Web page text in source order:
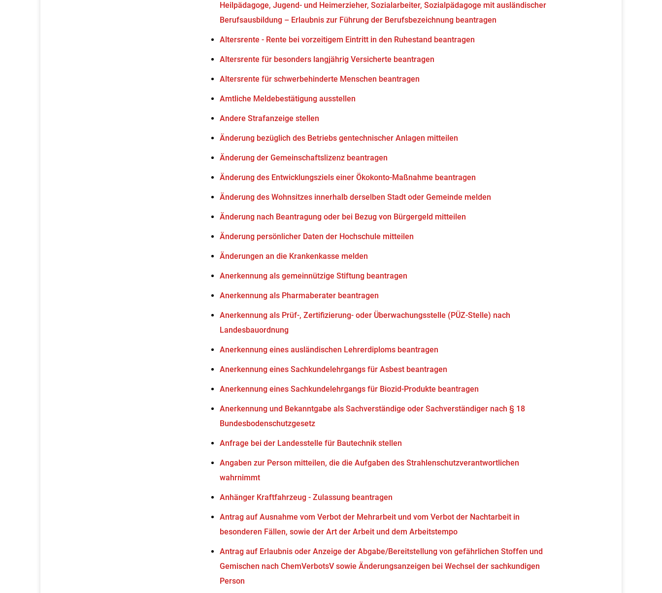
Heilpädagoge, Jugend- und Heimerzieher, Sozialarbeiter, Sozialpädagoge mit ausländischer
Berufsausbildung – Erlaubnis zur Führung der Berufsbezeichnung beantragen
Altersrente - Rente bei vorzeitigem Eintritt in den Ruhestand beantragen
Altersrente für besonders langjährig Versicherte beantragen
Altersrente für schwerbehinderte Menschen beantragen
Amtliche Meldebestätigung ausstellen
Andere Strafanzeige stellen
Änderung bezüglich des Betriebs gentechnischer Anlagen mitteilen
Änderung der Gemeinschaftslizenz beantragen
Änderung des Entwicklungsziels einer Ökokonto-Maßnahme beantragen
Änderung des Wohnsitzes innerhalb derselben Stadt oder Gemeinde melden
Änderung nach Beantragung oder bei Bezug von Bürgergeld mitteilen
Änderung persönlicher Daten der Hochschule mitteilen
Änderungen an die Krankenkasse melden
Anerkennung als gemeinnützige Stiftung beantragen
Anerkennung als Pharmaberater beantragen
Anerkennung als Prüf-, Zertifizierung- oder Überwachungsstelle (PÜZ-Stelle) nach
Landesbauordnung
Anerkennung eines ausländischen Lehrerdiploms beantragen
Anerkennung eines Sachkundelehrgangs für Asbest beantragen
Anerkennung eines Sachkundelehrgangs für Biozid-Produkte beantragen
Anerkennung und Bekanntgabe als Sachverständige oder Sachverständiger nach § 18
Bundesbodenschutzgesetz
Anfrage bei der Landesstelle für Bautechnik stellen
Angaben zur Person mitteilen, die die Aufgaben des Strahlenschutzverantwortlichen
wahrnimmt
Anhänger Kraftfahrzeug - Zulassung beantragen
Antrag auf Ausnahme vom Verbot der Mehrarbeit und vom Verbot der Nachtarbeit in
besonderen Fällen, sowie der Art der Arbeit und dem Arbeitstempo
Antrag auf Erlaubnis oder Anzeige der Abgabe/Bereitstellung von gefährlichen Stoffen und
Gemischen nach ChemVerbotsV sowie Änderungsanzeigen bei Wechsel der sachkundigen
Person